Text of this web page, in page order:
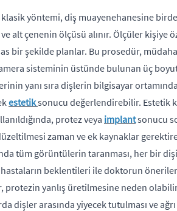
yöntemi, diş muayenehanesine
alt çenenin ölçüsü alınır. Ölçüler
bir şekilde planlar. Bu prosedür,
sisteminin üstünde bulunan üç
yanı sıra dişlerin bilgisayar
estetiksonucu değerlendirebilir. Estetik
protez veya implantsonucu
zaman ve ek kaynaklar
tüm görüntülerin taranması, her bir
hastaların beklentileri ile doktorun
protezin yanlış üretilmesine neden
dişler arasında yiyecek tutulması ve